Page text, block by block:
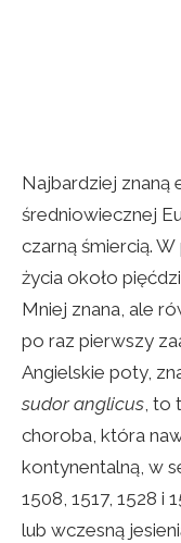
Najbardziej znaną
średniowiecznej
czarną śmiercią.
życia około
Mniej znana, ale
po raz pierwszy
Angielskie poty,
sudor anglicus, to
choroba, która
kontynentalną, w
1508, 1517, 1528 i
lub wczesną